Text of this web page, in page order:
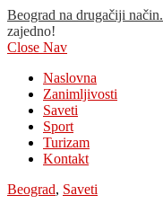
Beograd na drugačiji način.
zajedno!
Close Nav
Naslovna
Zanimljivosti
Saveti
Sport
Turizam
Kontakt
Beograd, Saveti